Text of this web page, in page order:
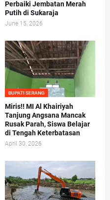
Perbaiki Jembatan Merah
Putih di Sukaraja
June 15, 2026
BUPATI SERANG
Miris!! MI Al Khairiyah
Tanjung Angsana Mancak
Rusak Parah, Siswa Belajar
di Tengah Keterbatasan
April 30, 2026